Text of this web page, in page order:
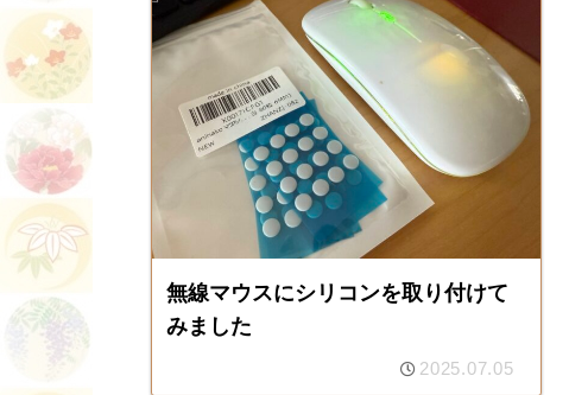
無線マウスにシリコンを取り付けて
みました
2025.07.05